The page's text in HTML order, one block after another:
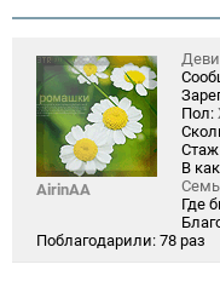
AirinAA
Пол:
В
Где
Поблагодарили: 78 раз